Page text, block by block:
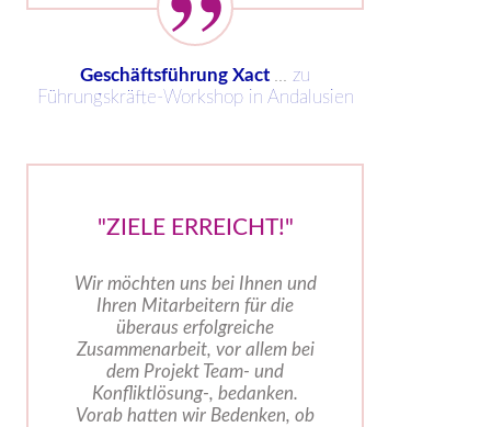
Geschäftsführung Xact
zu
Führungskräfte-Workshop in Andalusien
"ZIELE ERREICHT!"
Wir möchten uns bei Ihnen und
Ihren Mitarbeitern für die
überaus erfolgreiche
Zusammenarbeit, vor allem bei
dem Projekt Team- und
Konfliktlösung-, bedanken.
Vorab hatten wir Bedenken, ob